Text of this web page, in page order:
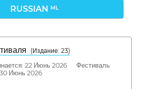
RUSSIAN ML
( Издание: 23)
22 Июнь 2026 Фестиваль
30 Июнь 2026